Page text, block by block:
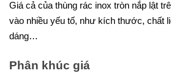
Giá cả của thùng rác inox tròn nắp lật
vào nhiều yếu tố, như kích thước, chất
dáng…
Phân khúc giá